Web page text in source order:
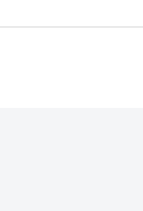
関数の...